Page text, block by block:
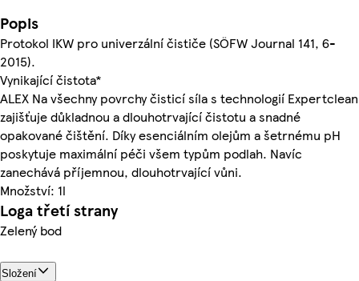
Popis
Protokol IKW pro univerzální čističe (SÖFW Journal 141, 6-
2015).
Vynikající čistota*
ALEX Na všechny povrchy čisticí síla s technologií Expertclean
zajišťuje důkladnou a dlouhotrvající čistotu a snadné
opakované čištění. Díky esenciálním olejům a šetrnému pH
poskytuje maximální péči všem typům podlah. Navíc
zanechává příjemnou, dlouhotrvající vůni.
Množství: 1l
Loga třetí strany
Zelený bod
Složení